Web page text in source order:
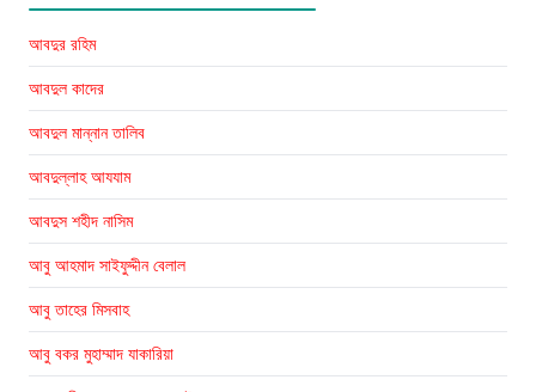
আবদুর রহিম
আবদুল কাদের
আবদুল মান্নান তালিব
আবদুল্লাহ আযযাম
আবদুস শহীদ নাসিম
আবু আহমাদ সাইফুদ্দীন বেলাল
আবু তাহের মিসবাহ
আবু বকর মুহাম্মাদ যাকারিয়া